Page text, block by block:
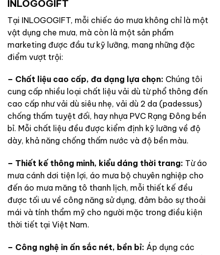
INLOGOGIFT
Tại INLOGOGIFT, mỗi chiếc áo mưa không chỉ là một
vật dụng che mưa, mà còn là một sản phẩm
marketing được đầu tư kỹ lưỡng, mang những đặc
điểm vượt trội:
– Chất liệu cao cấp, đa dạng lựa chọn: Chúng tôi
cung cấp nhiều loại chất liệu vải dù từ phổ thông đến
cao cấp như vải dù siêu nhẹ, vải dù 2 da (padessus)
chống thấm tuyệt đối, hay nhựa PVC Rạng Đông bền
bỉ. Mỗi chất liệu đều được kiểm định kỹ lưỡng về độ
dày, khả năng chống thấm nước và độ bền màu.
– Thiết kế thông minh, kiểu dáng thời trang: Từ áo
mưa cánh dơi tiện lợi, áo mưa bộ chuyên nghiệp cho
đến áo mưa măng tô thanh lịch, mỗi thiết kế đều
được tối ưu về công năng sử dụng, đảm bảo sự thoải
mái và tính thẩm mỹ cho người mặc trong điều kiện
thời tiết tại Việt Nam.
– Công nghệ in ấn sắc nét, bền bỉ: Áp dụng các